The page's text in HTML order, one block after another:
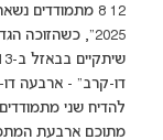
12 8 מתמודדים
דו-קרב" - ארבעה
מתוכם ארבעת